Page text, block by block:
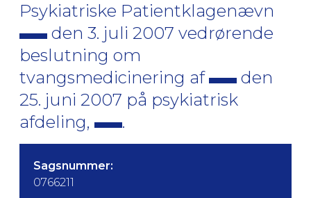
Psykiatriske Patientklagenævn
den 3. juli 2007 vedrørende
beslutning om
tvangsmedicinering af
den
25. juni 2007 på psykiatrisk
afdeling,
.
Sagsnummer:
0766211